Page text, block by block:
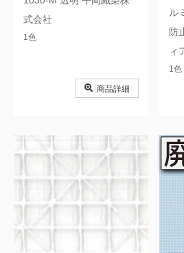
式会社
1色
商品詳細
ル
防
ィ
1色